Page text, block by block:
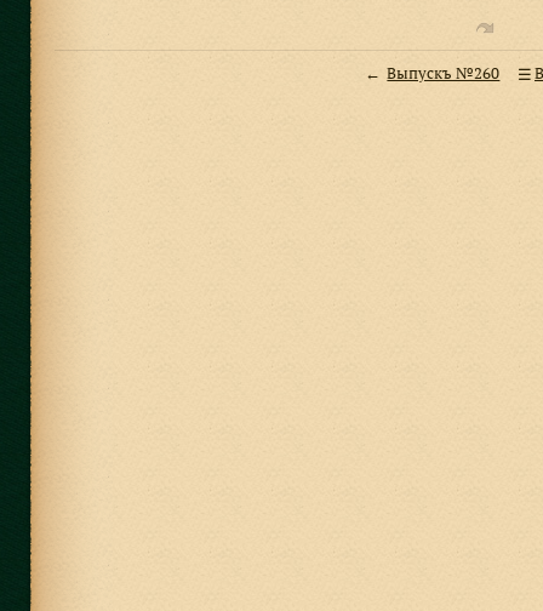
Выпускъ №260